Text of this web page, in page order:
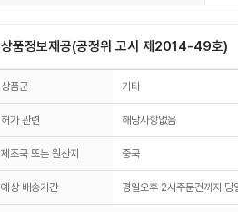
상품정보제공(공정위 고시 제2014-49호)
상품군 기타
허가 관련 해당사항없음
제조국 또는 원산지 중국
예상 배송기간 평일오후 2시주문건까지